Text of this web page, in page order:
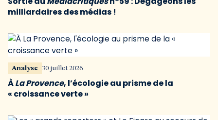
milliardaires des médias !
Analyse 30 juillet 2026
ÀLa Provence, l’écologie au prisme de la
« croissance verte »